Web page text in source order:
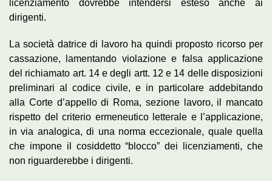
licenziamento dovrebbe intendersi esteso anche ai
dirigenti.
La società datrice di lavoro ha quindi proposto ricorso per
cassazione, lamentando violazione e falsa applicazione
del richiamato art. 14 e degli artt. 12 e 14 delle disposizioni
preliminari al codice civile, e in particolare addebitando
alla Corte d’appello di Roma, sezione lavoro, il mancato
rispetto del criterio ermeneutico letterale e l’applicazione,
in via analogica, di una norma eccezionale, quale quella
che impone il cosiddetto “blocco” dei licenziamenti, che
non riguarderebbe i dirigenti.